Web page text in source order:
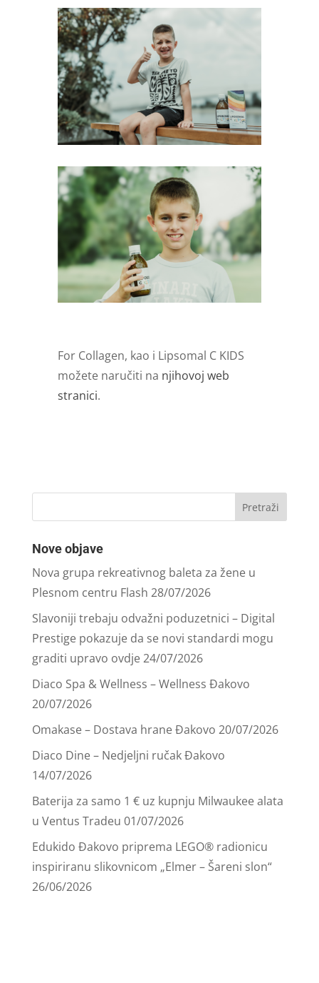
For Collagen, kao i Lipsomal C KIDS
možete naručiti na njihovoj web
stranici.
Nove objave
Nova grupa rekreativnog baleta za žene u
Plesnom centru Flash 28/07/2026
Slavoniji trebaju odvažni poduzetnici – Digital
Prestige pokazuje da se novi standardi mogu
graditi upravo ovdje24/07/2026
Diaco Spa & Wellness – Wellness Đakovo
20/07/2026
Omakase – Dostava hrane Đakovo 20/07/2026
Diaco Dine – Nedjeljni ručak Đakovo
14/07/2026
Baterija za samo 1 € uz kupnju Milwaukee alata
u Ventus Tradeu 01/07/2026
Edukido Đakovo priprema LEGO® radionicu
inspiriranu slikovnicom „Elmer – Šareni slon“
26/06/2026